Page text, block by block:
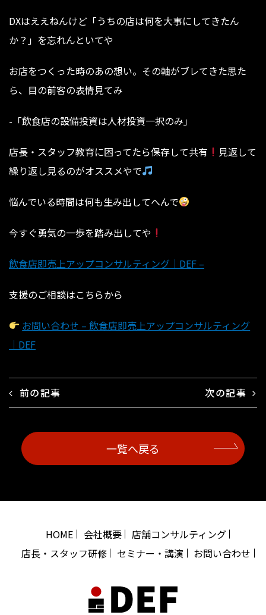
DXはええねんけど「うちの店は何を大事にしてきたん
か？」を忘れんといてや
お店をつくった時のあの想い。その軸がブレてきた思た
ら、目の前客の表情見てみ
-「飲食店の設備投資は人材投資一択のみ」
⁡⁡⁡⁡⁡⁡⁡⁡⁡⁡⁡⁡⁡⁡⁡⁡⁡⁡店長・スタッフ教育に困ってたら保存して共有
見返して
繰り返し見るのがオススメやで
⁡⁡⁡⁡⁡⁡⁡⁡⁡⁡⁡⁡⁡⁡⁡⁡⁡⁡⁡悩んでいる時間は何も生み出してへんで
今すぐ勇気の一歩を踏み出してや
飲食店即売上アップコンサルティング｜DEF –
支援のご相談はこちらから
お問い合わせ – 飲食店即売上アップコンサルティング
｜DEF
前の記事 次の記事
一覧へ戻る
HOME 会社概要
店舗コンサルティング
店長・スタッフ研修
セミナー・講演 お問い合わせ